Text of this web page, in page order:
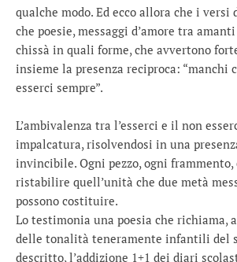
qualche modo. Ed ecco allora che i versi
che poesie, messaggi d’amore tra
chissà in quali forme, che avvertono
insieme la presenza reciproca: “manchi
esserci sempre”.
L’ambivalenza tra l’esserci e il non
impalcatura, risolvendosi in una
invincibile. Ogni pezzo, ogni frammento,
ristabilire quell’unità che due metà
possono costituire.
Lo testimonia una poesia che richiama,
delle tonalità teneramente infantili del
descritto, l’addizione 1+1 dei diari